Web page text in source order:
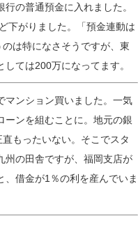
の普通預金に入れました。
下がりました。「預金連動は
は特になさそうですが、東
ては200万になってます。
マンション買いました。一気
ーンを組むことに。地元の銀
もったいない。そこでスタ
州の田舎ですが、福岡支店が
借金が1％の利を産んでいま